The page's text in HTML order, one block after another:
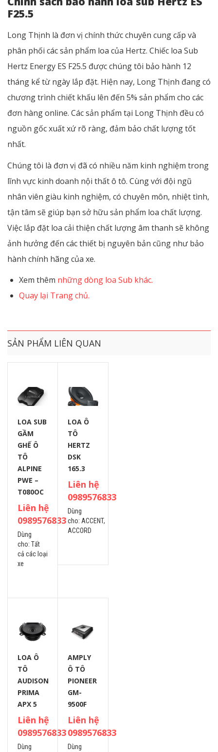
F25.5
Long Thịnh là đơn vị chính thức chuyên cung cấp và
phân phối các sản phẩm loa của Hertz. Chiếc loa Sub
Hertz Energy ES F25.5 được chúng tôi bảo hành 12
tháng kể từ ngày lắp đặt. Hiện nay, Long Thịnh đang có
chương trình chiết khấu lên đến 5% sản phẩm cho các
đơn hàng online. Các sản phẩm tại Long Thịnh đều có
nguồn gốc xuất xứ rõ ràng, đảm bảo chất lượng tốt
nhất.
Chúng tôi là đơn vị đã có nhiều năm kinh nghiệm trong
lĩnh vực kinh doanh nội thất ô tô. Cùng với đội ngũ
nhân viên giàu kinh nghiệm, có chuyên môn, nhiệt tình,
tận tâm sẽ giúp bạn sở hữu sản phẩm loa chất lượng.
Việc lắp đặt loa cải thiện chất lượng âm thanh sẽ không
ảnh hưởng đến các thiết bị nguyên bản cũng như bảo
hành chính hãng của xe.
Xem thêm những dòng loa Sub khác.
Quay lại Trang chủ.
SẢN PHẨM LIÊN QUAN
LOA SUB
GẦM
GHẾ Ô
TÔ
ALPINE
PWE –
T080OC
Liên hệ
0989576833
Dùng
cho: Tất
cả các loại
xe
LOA Ô
TÔ
HERTZ
DSK
165.3
Liên hệ
0989576833
Dùng
cho: ACCENT,
ACCORD
LOA Ô
TÔ
AUDISON
PRIMA
APX 5
Liên hệ
0989576833
Dùng
AMPLY
Ô TÔ
PIONEER
GM-
9500F
Liên hệ
0989576833
Dùng